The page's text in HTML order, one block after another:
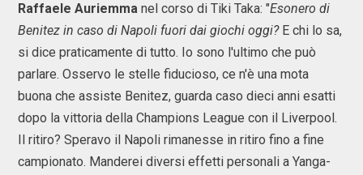
Raffaele Auriemma nel corso di Tiki Taka: "Esonero di
Benitez in caso di Napoli fuori dai giochi oggi?E chi lo sa,
si dice praticamente di tutto. Io sono l'ultimo che può
parlare. Osservo le stelle fiducioso, ce n'è una mota
buona che assiste Benitez, guarda caso dieci anni esatti
dopo la vittoria della Champions League con il Liverpool.
Il ritiro? Speravo il Napoli rimanesse in ritiro fino a fine
campionato. Manderei diversi effetti personali a Yanga-